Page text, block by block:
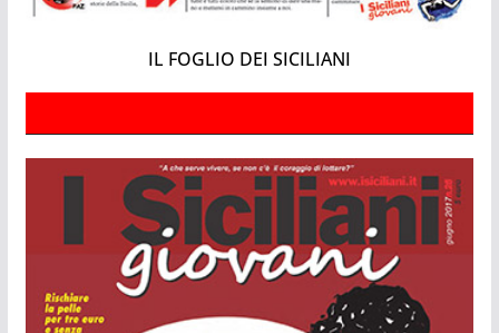
IL FOGLIO DEI SICILIANI